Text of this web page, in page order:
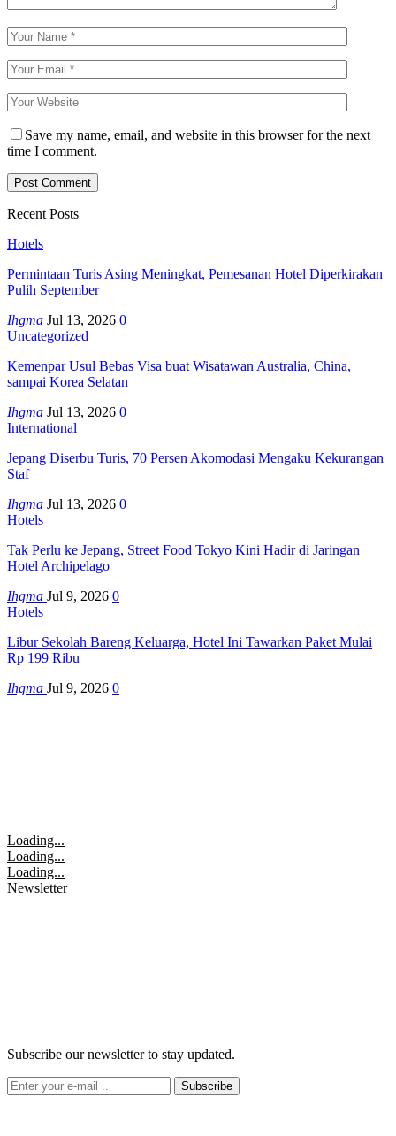
Save my name, email, and website in this browser for the next
time I comment.
Recent Posts
Hotels
Permintaan Turis Asing Meningkat, Pemesanan Hotel Diperkirakan
Pulih September
Ihgma Jul 13, 2026 0
Uncategorized
Kemenpar Usul Bebas Visa buat Wisatawan Australia, China,
sampai Korea Selatan
Ihgma Jul 13, 2026 0
International
Jepang Diserbu Turis, 70 Persen Akomodasi Mengaku Kekurangan
Staf
Ihgma Jul 13, 2026 0
Hotels
Tak Perlu ke Jepang, Street Food Tokyo Kini Hadir di Jaringan
Hotel Archipelago
Ihgma Jul 9, 2026 0
Hotels
Libur Sekolah Bareng Keluarga, Hotel Ini Tawarkan Paket Mulai
Rp 199 Ribu
Ihgma Jul 9, 2026 0
Loading...
Loading...
Loading...
Newsletter
Subscribe our newsletter to stay updated.
Subscribe